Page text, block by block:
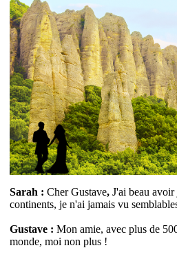
Sarah : Cher Gustave, J'ai beau
continents, je n'ai jamais vu
Gustave : Mon amie, avec plus de
monde, moi non plus !